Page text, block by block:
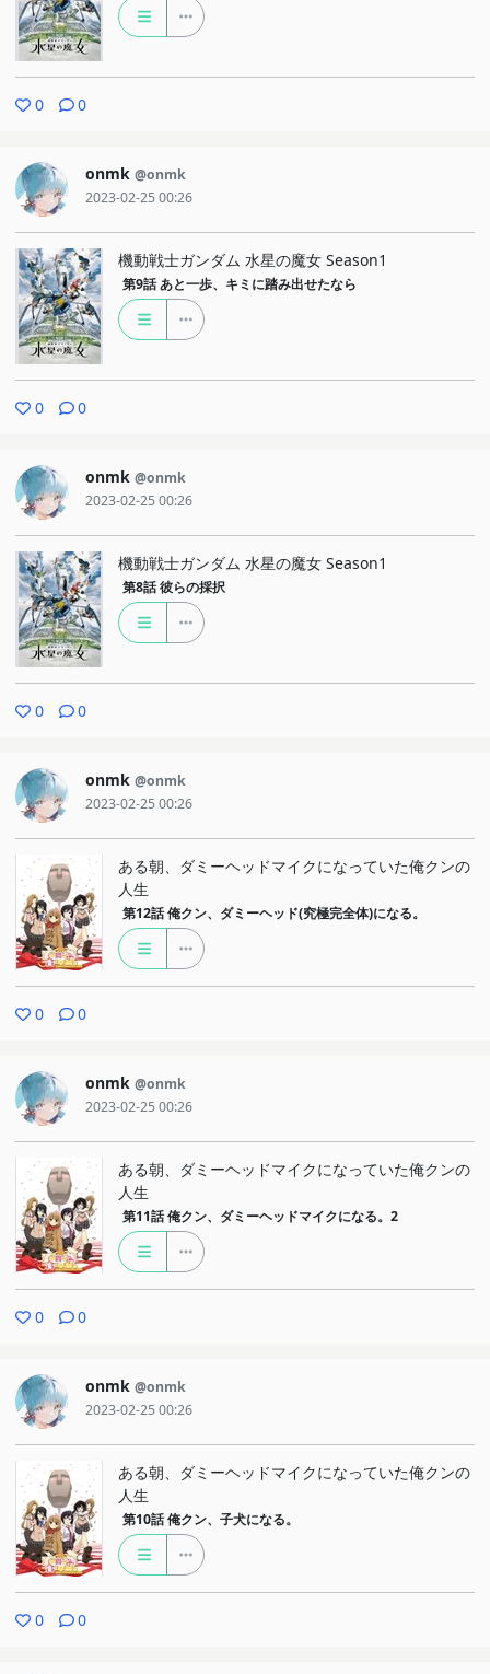
0 0
onmk @onmk
2023-02-25 00:26
機動戦士ガンダム 水星の魔女 Season1
第9話 あと一歩、キミに踏み出せたなら
0 0
onmk @onmk
2023-02-25 00:26
機動戦士ガンダム 水星の魔女 Season1
第8話 彼らの採択
0 0
onmk @onmk
2023-02-25 00:26
ある朝、ダミーヘッドマイクになっていた俺クンの
人生
第12話 俺クン、ダミーヘッド(究極完全体)になる。
0 0
onmk @onmk
2023-02-25 00:26
ある朝、ダミーヘッドマイクになっていた俺クンの
人生
第11話 俺クン、ダミーヘッドマイクになる。2
0 0
onmk @onmk
2023-02-25 00:26
ある朝、ダミーヘッドマイクになっていた俺クンの
人生
第10話 俺クン、子犬になる。
0 0